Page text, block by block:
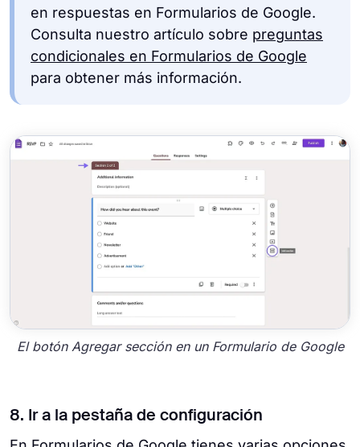
en respuestas en Formularios de Google.
Consulta nuestro artículo sobre preguntas
condicionales en Formularios de Google
para obtener más información.
El botón Agregar sección en un Formulario de Google
8. Ir a la pestaña de configuración